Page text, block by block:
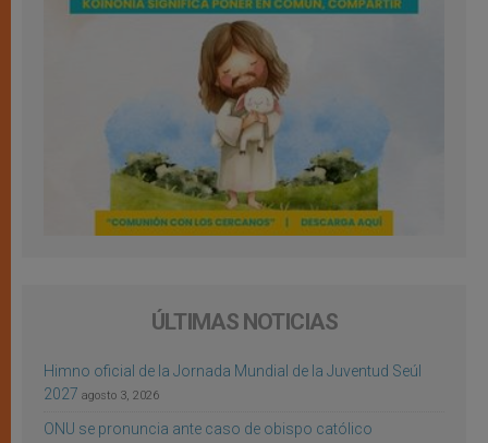
ÚLTIMAS NOTICIAS
Himno oficial de la Jornada Mundial de la Juventud Seúl
2027 agosto 3, 2026
ONU se pronuncia ante caso de obispo católico